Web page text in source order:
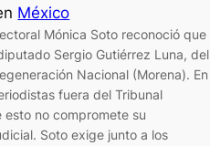
México
Mónica Soto reconoció que
Sergio Gutiérrez Luna, del
Nacional (Morena). En
fuera del Tribunal
esto no compromete su
Soto exige junto a los